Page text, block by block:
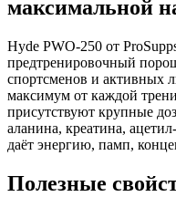
максимальной
Hyde PWO-250 от
предтренировочный
спортсменов и активных
максимум от каждой
присутствуют крупные
аланина, креатина,
даёт энергию, памп,
Полезные